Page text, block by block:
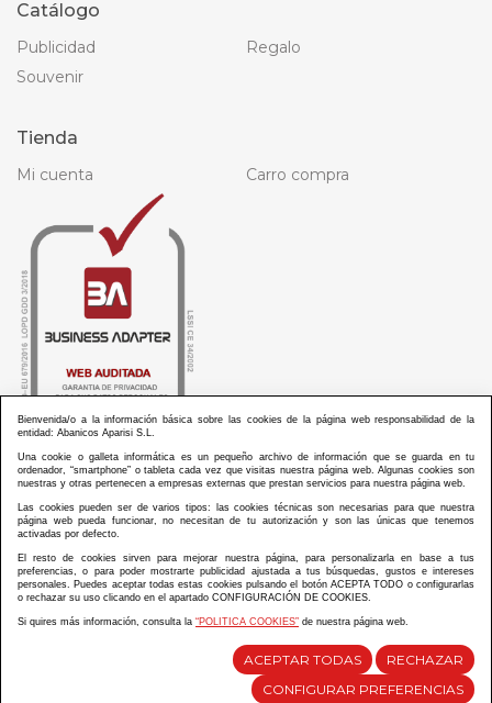
Catálogo
Publicidad
Regalo
Souvenir
Tienda
Mi cuenta Carro compra
ABANICOS APARISI S.L. ha recibido por parte de La Generalitat Valenciana, la cantidad de
100.000 € en apoyo al proyecto HISOLV/2021/3933/46 del PLAN EMPRESARIAL “PLAN RESISITIR
ABANICOS APARISI S.L. ha recibido por parte de La Generalitat Valenciana, la cantidad de 7.000
€ en apoyo al proyecto CMARTE/2021/265/46 del PLAN AYUDAS DIRECTAS ARTESANIA “CMARTE”.
Diseño y desarrollo web Im3diA comunicación
Bienvenida/o a la información básica sobre las cookies de la página web responsabilidad de la
entidad: Abanicos Aparisi S.L.
Una cookie o galleta informática es un pequeño archivo de información que se guarda en tu
ordenador, “smartphone” o tableta cada vez que visitas nuestra página web. Algunas cookies son
nuestras y otras pertenecen a empresas externas que prestan servicios para nuestra página web.
Las cookies pueden ser de varios tipos: las cookies técnicas son necesarias para que nuestra
página web pueda funcionar, no necesitan de tu autorización y son las únicas que tenemos
activadas por defecto.
El resto de cookies sirven para mejorar nuestra página, para personalizarla en base a tus
preferencias, o para poder mostrarte publicidad ajustada a tus búsquedas, gustos e intereses
personales. Puedes aceptar todas estas cookies pulsando el botón ACEPTA TODO o configurarlas
o rechazar su uso clicando en el apartado CONFIGURACIÓN DE COOKIES.
Si quires más información, consulta la “POLITICA COOKIES” de nuestra página web.
ACEPTAR TODAS
RECHAZAR
CONFIGURAR PREFERENCIAS